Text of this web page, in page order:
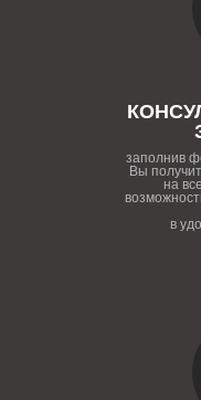
заполнив
Вы
на
в